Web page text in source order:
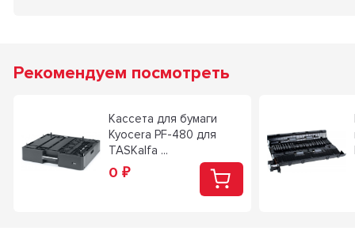
Рекомендуем посмотреть
Кассета для бумаги
Kyocera PF-480 для
TASKalfa ...
0 ₽